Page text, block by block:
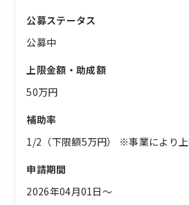
公募ステータス
公募中
上限金額・助成額
50万円
補助率
1/2（下限額5万円） ※事業により
申請期間
2026年04月01日〜